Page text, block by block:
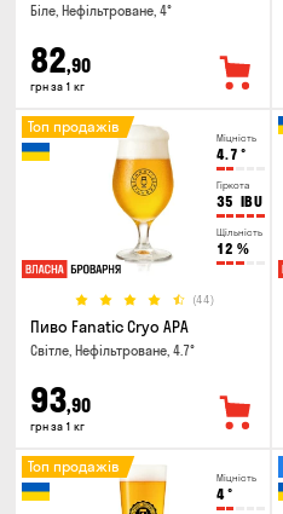
Біле, Нефільтроване, 4°
82,90
грн за 1 кг
Міцність
4.7 °
Гіркота
35 IBU
Щільність
12 %
(44)
Топ продажів
Пиво Fanatic Cryo APA
Світле, Нефільтроване, 4.7°
93,90
грн за 1 кг
Міцність
4°
Топ продажів